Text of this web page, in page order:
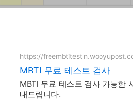
https://
MBTI 무료 테스트 검사
MBTI 무료 테스트 검사 가능한
내드립니다.